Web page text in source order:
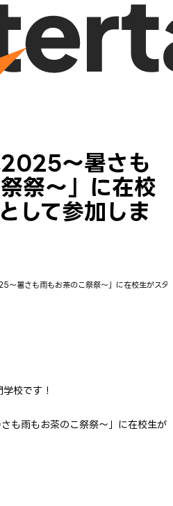
2025～暑さも
祭～」に在校
して参加しま
～暑さも雨もお茶のこ祭祭～」に在校生がスタ
校です！
も雨もお茶のこ祭祭～」に在校生が